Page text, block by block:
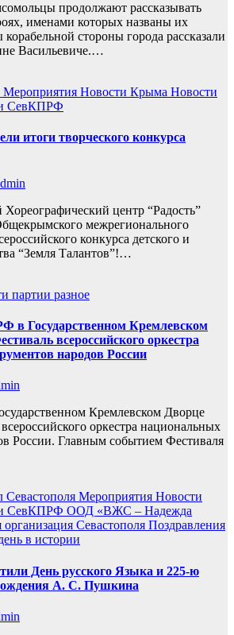
продолжают рассказывать
именами которых названы их
стороны города рассказали
Васильевиче.…
Мероприятия Новости Крыма Новости
СевКПРФ
итоги творческого конкурса
центр “Радость”
межрегионального
конкурса детского и
“Земля Талантов”!…
партии разное
в Государственном Кремлевском
всероссийского оркестра
народов России
Кремлевском Дворце
оркестра национальных
России. Главным событием Фестиваля
Севастополя Мероприятия Новости
СевКПРФ ООД «ВЖС – Надежда
Севастополя Поздравления
в истории
День русского Языка и 225-ю
А. С. Пушкина